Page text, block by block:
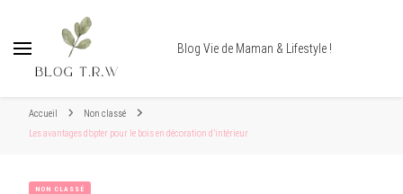
Blog Vie de Maman & Lifestyle !
Accueil
Non classé
Les avantages d’opter pour le bois en décoration d’intérieur
NON CLASSÉ